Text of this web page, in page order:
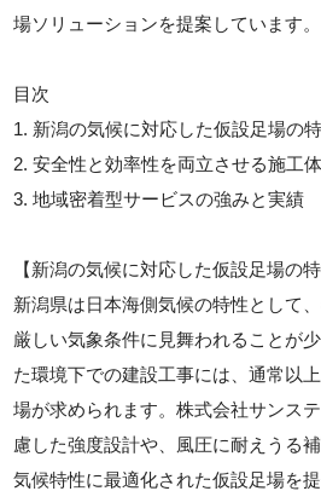
場ソリューションを提案しています。
目次
1. 新潟の気候に対応した仮設足場の
2. 安全性と効率性を両立させる施工
3. 地域密着型サービスの強みと実績
【新潟の気候に対応した仮設足場の特
新潟県は日本海側気候の特性として
厳しい気象条件に見舞われることが
た環境下での建設工事には、通常以
場が求められます。株式会社サンス
慮した強度設計や、風圧に耐えうる
気候特性に最適化された仮設足場を